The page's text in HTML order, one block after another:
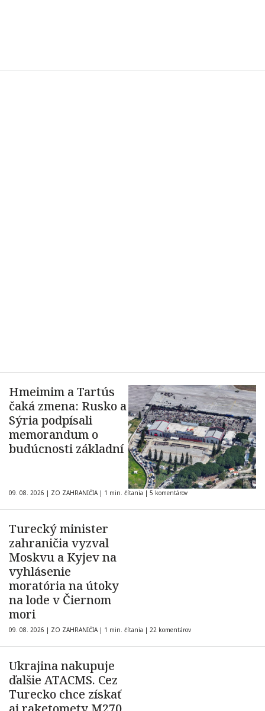
Hmeimim a Tartús
čaká zmena: Rusko a
Sýria podpísali
memorandum o
budúcnosti základní
09. 08. 2026 | ZO ZAHRANIČIA | 1 min. čítania | 5 komentárov
Turecký minister
zahraničia vyzval
Moskvu a Kyjev na
vyhlásenie
moratória na útoky
na lode v Čiernom
mori
09. 08. 2026 | ZO ZAHRANIČIA | 1 min. čítania | 22 komentárov
Ukrajina nakupuje
ďalšie ATACMS. Cez
Turecko chce získať